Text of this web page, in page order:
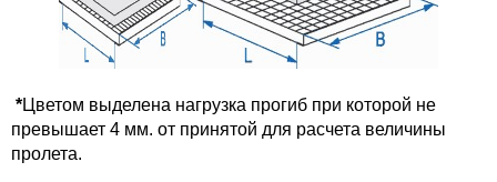
*Цветом выделена нагрузка прогиб при которой не
превышает 4 мм. от принятой для расчета величины
пролета.